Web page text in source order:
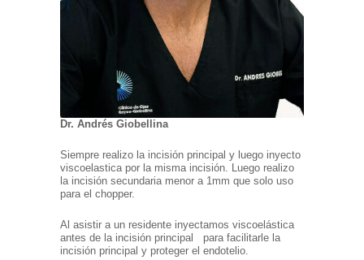
Dr. Andrés Giobellina
Siempre realizo la incisión principal y luego inyecto
viscoelastica por la misma incisión. Luego realizo
la incisión secundaria menor a 1mm que solo uso
para el chopper.
Al asistir a un residente inyectamos viscoelástica
antes de la incisión principal para facilitarle la
incisión principal y proteger el endotelio.